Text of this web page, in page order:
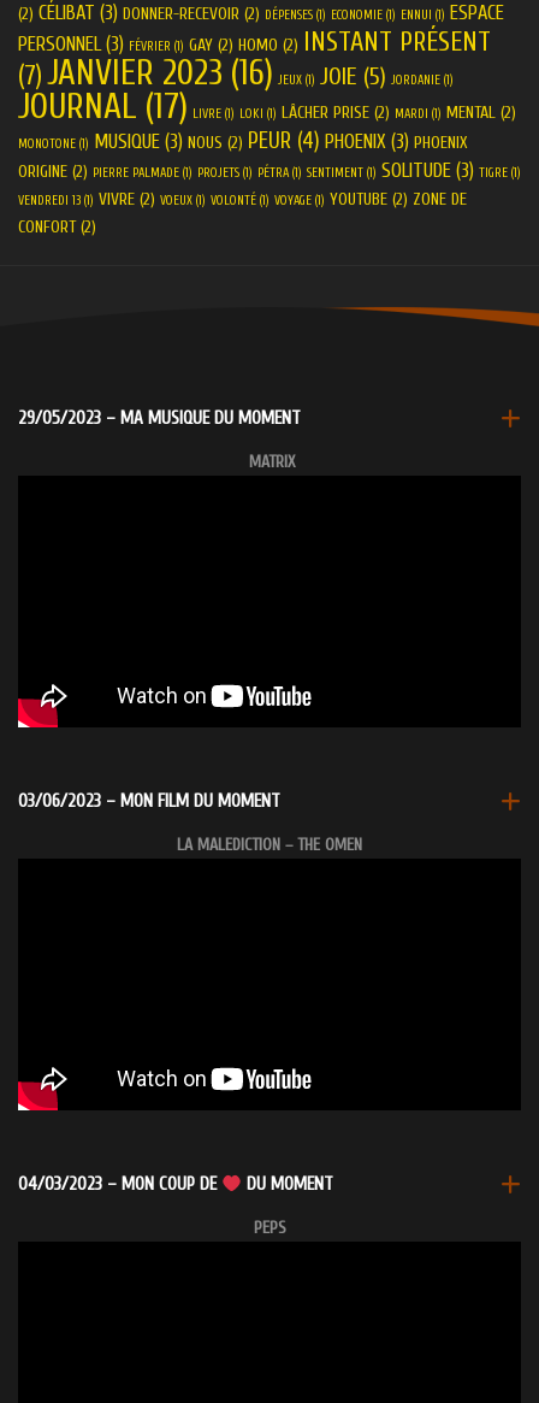
(2) CÉLIBAT (3) DONNER-RECEVOIR (2) DÉPENSES (1) ECONOMIE (1) ENNUI (1) ESPACE
PERSONNEL(3) FÉVRIER (1) GAY (2) HOMO (2) INSTANT PRÉSENT
(7)JANVIER 2023 (16) JEUX (1) JOIE (5) JORDANIE (1)
JOURNAL (17) LIVRE (1) LOKI (1) LÂCHER PRISE (2) MARDI (1) MENTAL (2)
MONOTONE (1) MUSIQUE (3) NOUS (2) PEUR (4) PHOENIX (3) PHOENIX
ORIGINE (2) PIERRE PALMADE (1) PROJETS (1) PÉTRA (1) SENTIMENT (1) SOLITUDE (3) TIGRE (1)
VENDREDI 13 (1) VIVRE (2) VOEUX (1) VOLONTÉ (1) VOYAGE (1) YOUTUBE (2) ZONE DE
CONFORT(2)
29/05/2023 – MA MUSIQUE DU MOMENT
MATRIX
03/06/2023 – MON FILM DU MOMENT
LA MALEDICTION – THE OMEN
04/03/2023 – MON COUP DE DU MOMENT
PEPS